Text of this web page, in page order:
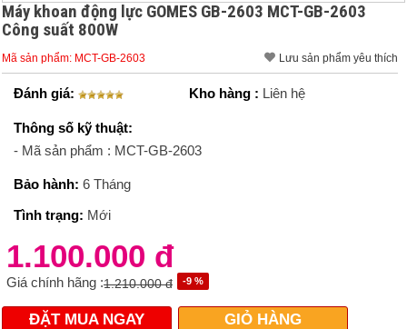
Máy khoan động lực GOMES GB-2603 MCT-GB-2603
Công suất 800W
Mã sản phẩm: MCT-GB-2603 Lưu sản phẩm yêu thích
Đánh giá: Kho hàng : Liên hệ
Thông số kỹ thuật:
- Mã sản phẩm : MCT-GB-2603
Bảo hành: 6 Tháng
Tình trạng: Mới
1.100.000 đ
Giá chính hãng :1.210.000 đ -9 %
ĐẶT MUA NGAY GIỎ HÀNG